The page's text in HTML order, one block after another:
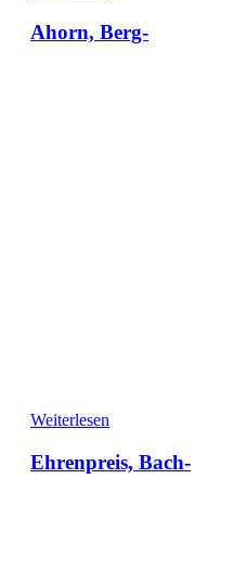
Ahorn, Berg-
Weiterlesen
Ehrenpreis, Bach-